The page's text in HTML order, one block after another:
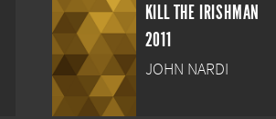
KILL THE IRISHMAN
2011
JOHN NARDI